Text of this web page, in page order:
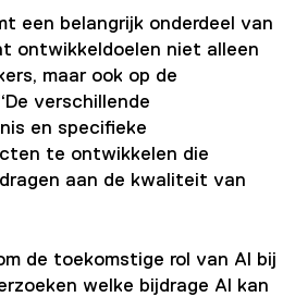
een belangrijk onderdeel van
ontwikkeldoelen niet alleen
maar ook op de
verschillende
en specifieke
te ontwikkelen die
aan de kwaliteit van
de toekomstige rol van AI bij
welke bijdrage AI kan